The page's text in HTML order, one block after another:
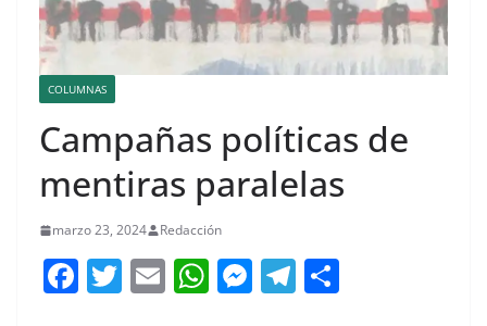
COLUMNAS
Campañas políticas de
mentiras paralelas
marzo 23, 2024 Redacción
F T E W M T